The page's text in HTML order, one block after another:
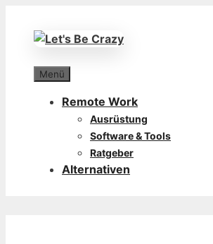
Inhalt
springen
Menü
Remote Work
Ausrüstung
Software & Tools
Ratgeber
Alternativen